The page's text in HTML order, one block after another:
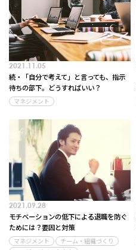
2021.11.05
続・「自分で考えて」と言っても、指示
待ちの部下。どうすればいい？
マネジメント
2021.09.28
モチベーションの低下による退職を防ぐ
ためには？要因と対策
マネジメント
チーム・組織づくり